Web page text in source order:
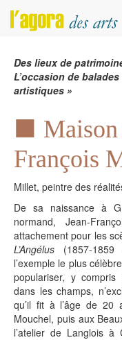
Des lieux de
L’occasion de
artistiques »
Maison
François
Millet, peintre des
De sa naissance à
normand, Jean-
attachement pour les
L’Angélus (1857-
l’exemple le plus
populariser, y compris
dans les champs,
qu’il fit à l’âge de 20
Mouchel, puis aux
l’atelier de Langlois